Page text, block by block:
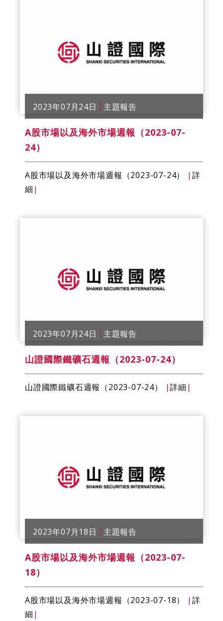
2023年07月24日 主題報告
A股市場以及海外市場週報（2023-07-
24）
A股市場以及海外市場週報（2023-07-24） | 詳
細 |
2023年07月24日 主題報告
山證國際鐵礦石週報（2023-07-24）
山證國際鐵礦石週報（2023-07-24） |詳細 |
2023年07月18日 主題報告
A股市場以及海外市場週報（2023-07-
18）
A股市場以及海外市場週報（2023-07-18） | 詳
細 |